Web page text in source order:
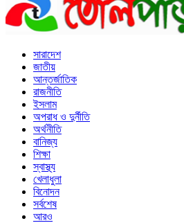
সারাদেশ
জাতীয়
আন্তর্জাতিক
রাজনীতি
ইসলাম
অপরাধ ও দুর্নীতি
অর্থনীতি
বানিজ্য
শিক্ষা
স্বাস্থ্য
খেলাধুলা
বিনোদন
সর্বশেষ
আরও